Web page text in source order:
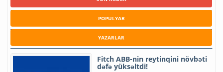
POPULYAR
YAZARLAR
Fitch ABB-nin reytinqini növbəti
dəfə yüksəltdi!